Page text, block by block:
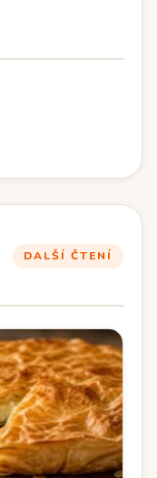
DALŠÍ ČTENÍ